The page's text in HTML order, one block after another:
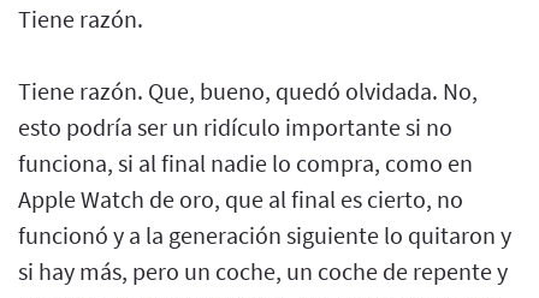
Tiene razón.
Tiene razón. Que, bueno, quedó olvidada. No,
esto podría ser un ridículo importante si no
funciona, si al final nadie lo compra, como en
Apple Watch de oro, que al final es cierto, no
funcionó y a la generación siguiente lo quitaron y
si hay más, pero un coche, un coche de repente y